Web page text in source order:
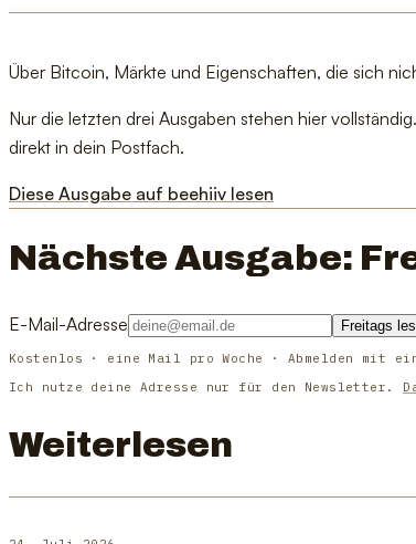
Über Bitcoin, Märkte und Eigenschaften, die sich
Nur die letzten drei Ausgaben stehen hier
direkt in dein Postfach.
Diese Ausgabe auf beehiiv lesen
Nächste Ausgabe:
E-Mail-Adresse Freitags
Kostenlos · eine Mail pro Woche · Abmelden mit
Ich nutze deine Adresse nur für den Newsletter.
Weiterlesen